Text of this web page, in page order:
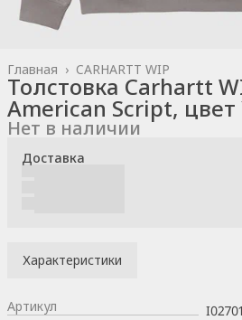
CARHARTT WIP
Главная ›
Толстовка Carhartt
American Script, цвет
Нет в наличии
Доставка
Характеристики
Артикул